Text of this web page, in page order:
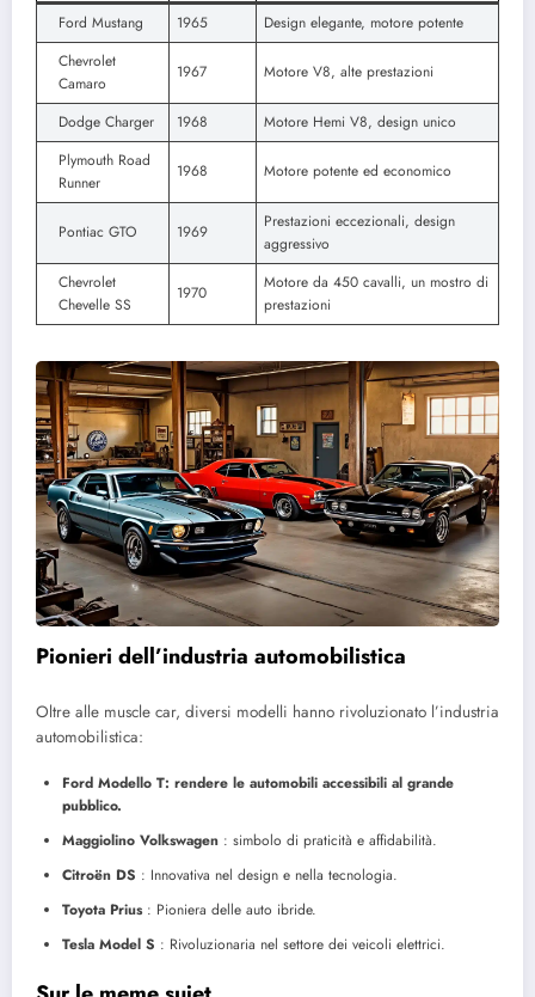
Ford Mustang 1965
Design elegante, motore potente
Chevrolet
Camaro
1967 Motore V8, alte prestazioni
Dodge Charger 1968
Motore Hemi V8, design unico
Plymouth Road
Runner
1968 Motore potente ed economico
Pontiac GTO 1969
Prestazioni eccezionali, design
aggressivo
Chevrolet
Chevelle SS
1970
Motore da 450 cavalli, un mostro di
prestazioni
Pionieri dell’industria automobilistica
Oltre alle muscle car, diversi modelli hanno rivoluzionato l’industria
automobilistica:
Ford Modello T: rendere le automobili accessibili al grande
pubblico.
Maggiolino Volkswagen : simbolo di praticità e affidabilità.
Citroën DS : Innovativa nel design e nella tecnologia.
Toyota Prius: Pioniera delle auto ibride.
Tesla Model S : Rivoluzionaria nel settore dei veicoli elettrici.